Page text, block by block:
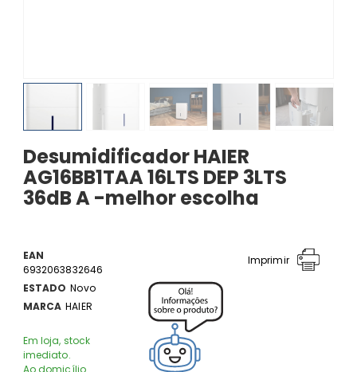
Desumidificador HAIER
AG16BB1TAA 16LTS DEP 3LTS
36dB A -melhor escolha
EAN
6932063832646
ESTADO Novo
MARCA HAIER
Em loja, stock
imediato.
Ao domicílio
Imprimir